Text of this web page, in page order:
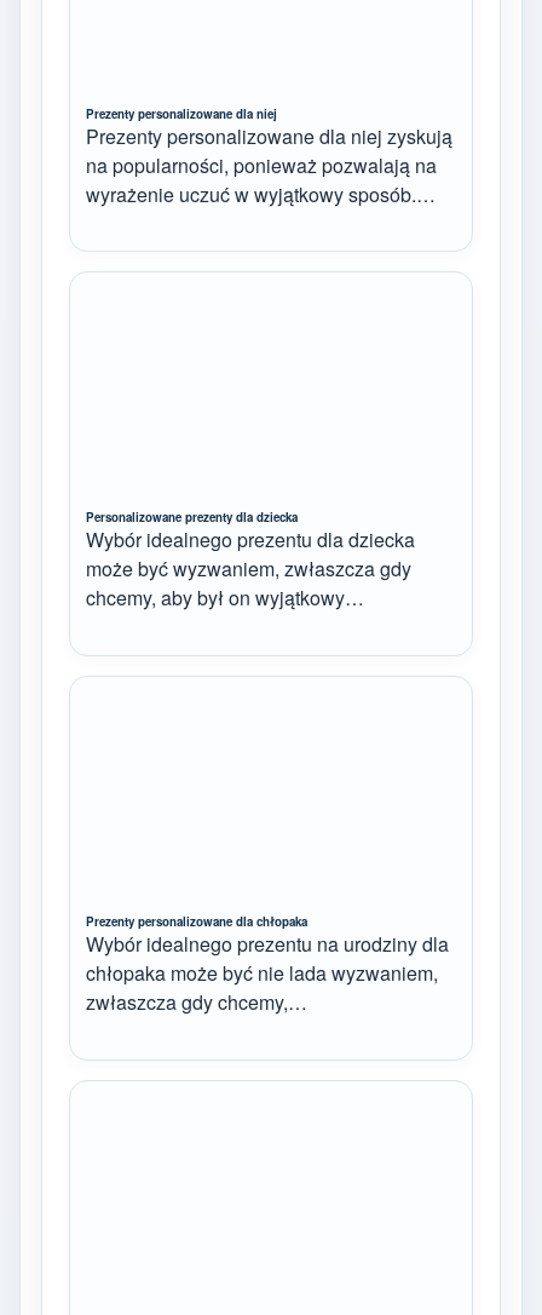
Prezenty personalizowane dla niej
Prezenty personalizowane dla niej zyskują
na popularności, ponieważ pozwalają na
wyrażenie uczuć w wyjątkowy sposób.…
Personalizowane prezenty dla dziecka
Wybór idealnego prezentu dla dziecka
może być wyzwaniem, zwłaszcza gdy
chcemy, aby był on wyjątkowy…
Prezenty personalizowane dla chłopaka
Wybór idealnego prezentu na urodziny dla
chłopaka może być nie lada wyzwaniem,
zwłaszcza gdy chcemy,…